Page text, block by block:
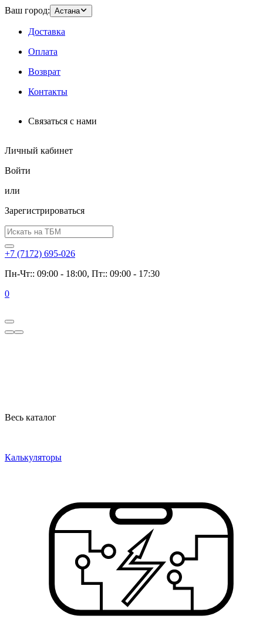
Ваш город: Астана
Доставка
Оплата
Возврат
Контакты
Связаться с нами
Личный кабинет
Войти
или
Зарегистрироваться
+7 (7172) 695-026
Пн-Чт:: 09:00 - 18:00, Пт:: 09:00 - 17:30
0
Весь каталог
Калькуляторы